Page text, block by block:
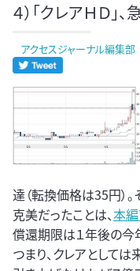
４）「クレアＨＤ」
アクセスジャーナル編集部
達（転換価格は35円）
克美だったことは、本
償還期限は１年後の今
つまり、クレアとして